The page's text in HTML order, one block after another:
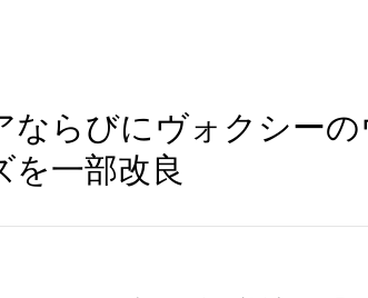
ならびにヴォクシー
を一部改良